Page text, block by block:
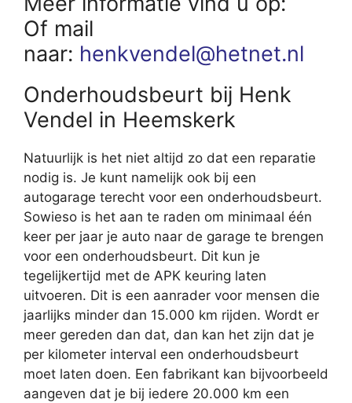
Of mail
naar: henkvendel@hetnet.nl
Onderhoudsbeurt bij Henk
Vendel in Heemskerk
Natuurlijk is het niet altijd zo dat een reparatie
nodig is. Je kunt namelijk ook bij een
autogarage terecht voor een onderhoudsbeurt.
Sowieso is het aan te raden om minimaal één
keer per jaar je auto naar de garage te brengen
voor een onderhoudsbeurt. Dit kun je
tegelijkertijd met de APK keuring laten
uitvoeren. Dit is een aanrader voor mensen die
jaarlijks minder dan 15.000 km rijden. Wordt er
meer gereden dan dat, dan kan het zijn dat je
per kilometer interval een onderhoudsbeurt
moet laten doen. Een fabrikant kan bijvoorbeeld
aangeven dat je bij iedere 20.000 km een